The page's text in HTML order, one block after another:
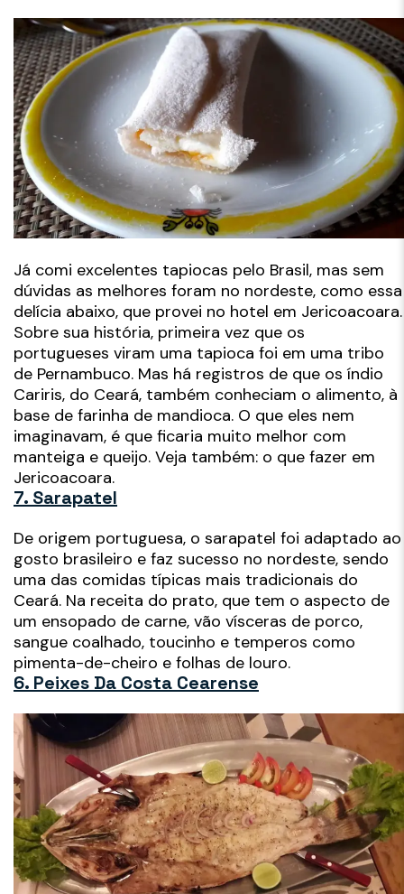
Já comi excelentes tapiocas pelo Brasil, mas sem
dúvidas as melhores foram no nordeste, como essa
delícia abaixo, que provei no hotel em Jericoacoara.
Sobre sua história, primeira vez que os
portugueses viram uma tapioca foi em uma tribo
de Pernambuco. Mas há registros de que os índio
Cariris, do Ceará, também conheciam o alimento, à
base de farinha de mandioca. O que eles nem
imaginavam, é que ficaria muito melhor com
manteiga e queijo. Veja também: o que fazer em
Jericoacoara.
7. Sarapatel
De origem portuguesa, o sarapatel foi adaptado ao
gosto brasileiro e faz sucesso no nordeste, sendo
uma das comidas típicas mais tradicionais do
Ceará. Na receita do prato, que tem o aspecto de
um ensopado de carne, vão vísceras de porco,
sangue coalhado, toucinho e temperos como
pimenta-de-cheiro e folhas de louro.
6. Peixes Da Costa Cearense